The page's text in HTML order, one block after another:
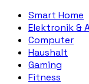
Smart Home
Elektronik &
Computer
Haushalt
Gaming
Fitness